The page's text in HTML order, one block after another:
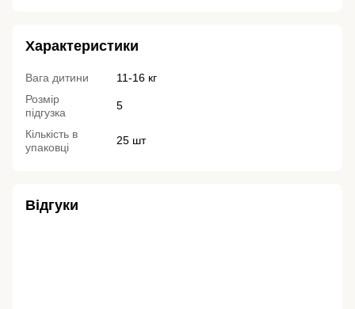
Характеристики
Вага дитини
11-16 кг
Розмір
підгузка
5
Кількість в
упаковці
25 шт
Відгуки